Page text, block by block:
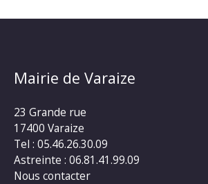
Mairie de Varaize
23 Grande rue
17400 Varaize
Tel : 05.46.26.30.09
Astreinte : 06.81.41.99.09
Nous contacter